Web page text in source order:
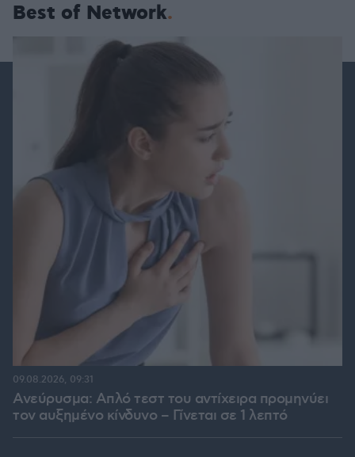
Best of Network
Ανεύρυσμα: Απλό τεστ του αντίχειρα προμηνύει
τον αυξημένο κίνδυνο – Γίνεται σε 1 λεπτό
09.08.2026, 09:31